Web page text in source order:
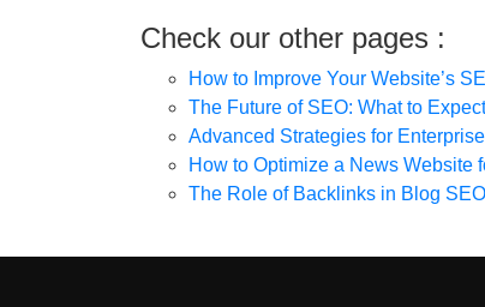
Check our other pages :
How to Improve Your Website’s
The Future of SEO: What to
Advanced Strategies for
How to Optimize a News Website
The Role of Backlinks in Blog SEO